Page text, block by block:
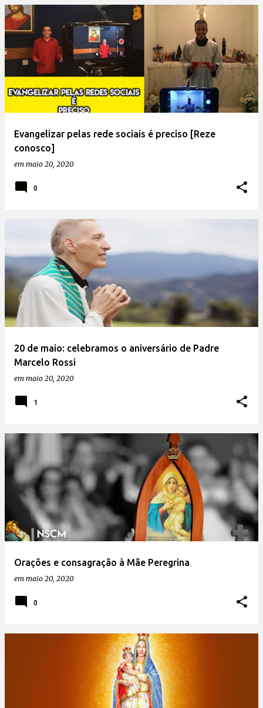
Evangelizar pelas rede sociais é preciso [Reze
conosco]
em maio 20, 2020
0
20 de maio: celebramos o aniversário de Padre
Marcelo Rossi
em maio 20, 2020
1
Orações e consagração à Mãe Peregrina
em maio 20, 2020
0